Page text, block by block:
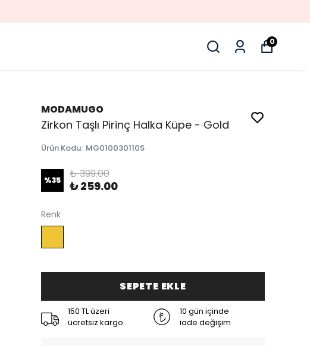
0
MODAMUGO
Zirkon Taşlı Pirinç Halka Küpe - Gold
Ürün Kodu: MG010030110S
%35 ₺ 399.00
₺ 259.00
Renk
SEPETE EKLE
150 TL üzeri
ücretsiz kargo
10 gün içinde
iade değişim